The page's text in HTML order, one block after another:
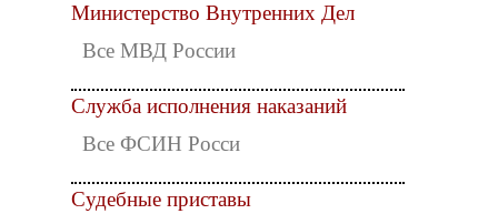
Министерство Внутренних Дел
Все МВД России
Служба исполнения наказаний
Все ФСИН Росси
Судебные приставы